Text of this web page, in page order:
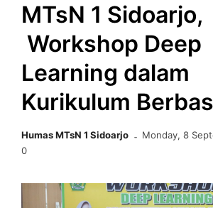
MTsN 1 Sidoarjo,
Workshop Deep
Learning dalam
Kurikulum
Humas MTsN 1 Sidoarjo
Monday, 8
0